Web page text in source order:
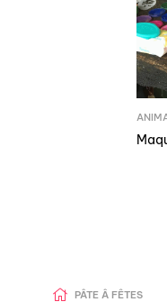
PÂTE Â FÊTES